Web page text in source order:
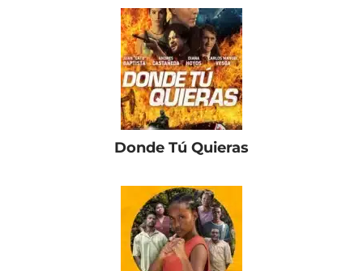
Donde Tú Quieras